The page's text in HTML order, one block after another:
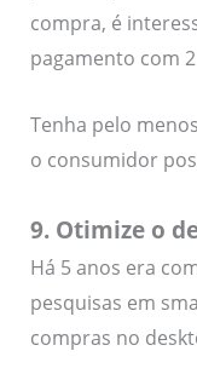
compra, é
pagamento com
Tenha pelo
o consumidor
9. Otimize o
Há 5 anos era
pesquisas em
compras no